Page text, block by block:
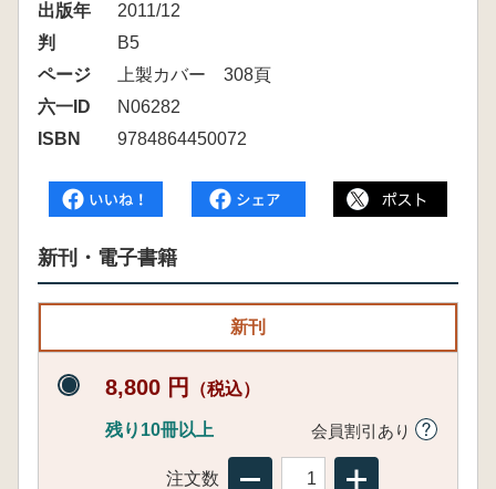
出版年
2011/12
判
B5
ページ
上製カバー 308頁
六一ID
N06282
ISBN
9784864450072
新刊・電子書籍
新刊
8,800 円 （税込）
残り10冊以上 会員割引あり
注文数